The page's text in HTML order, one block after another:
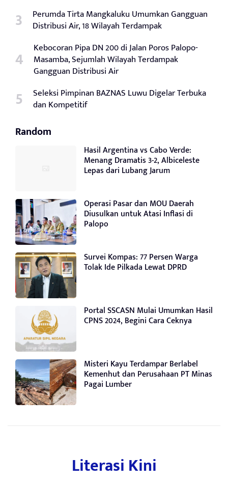
Perumda Tirta Mangkaluku Umumkan Gangguan
Distribusi Air, 18 Wilayah Terdampak
Kebocoran Pipa DN 200 di Jalan Poros Palopo-
Masamba, Sejumlah Wilayah Terdampak
Gangguan Distribusi Air
Seleksi Pimpinan BAZNAS Luwu Digelar Terbuka
dan Kompetitif
Random
Hasil Argentina vs Cabo Verde:
Menang Dramatis 3-2, Albiceleste
Lepas dari Lubang Jarum
Operasi Pasar dan MOU Daerah
Diusulkan untuk Atasi Inflasi di
Palopo
Survei Kompas: 77 Persen Warga
Tolak Ide Pilkada Lewat DPRD
Portal SSCASN Mulai Umumkan Hasil
CPNS 2024, Begini Cara Ceknya
Misteri Kayu Terdampar Berlabel
Kemenhut dan Perusahaan PT Minas
Pagai Lumber
Literasi Kini